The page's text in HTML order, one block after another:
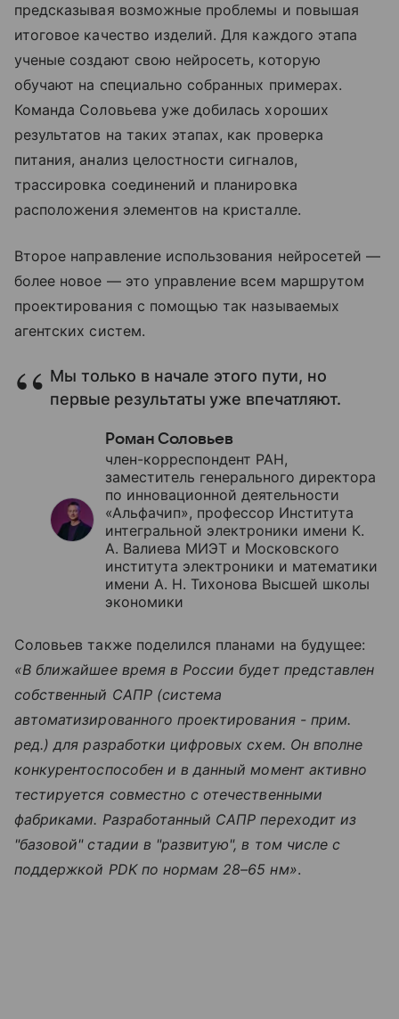
предсказывая возможные проблемы и повышая
итоговое качество изделий. Для каждого этапа
ученые создают свою нейросеть, которую
обучают на специально собранных примерах.
Команда Соловьева уже добилась хороших
результатов на таких этапах, как проверка
питания, анализ целостности сигналов,
трассировка соединений и планировка
расположения элементов на кристалле.
Второе направление использования нейросетей —
более новое — это управление всем маршрутом
проектирования с помощью так называемых
агентских систем.
Мы только в начале этого пути, но
первые результаты уже впечатляют.
Роман Соловьев
член-корреспондент РАН,
заместитель генерального директора
по инновационной деятельности
«Альфачип», профессор Института
интегральной электроники имени К.
А. Валиева МИЭТ и Московского
института электроники и математики
имени А. Н. Тихонова Высшей школы
экономики
Соловьев также поделился планами на будущее:
«В ближайшее время в России будет представлен
собственный САПР (система
автоматизированного проектирования - прим.
ред.) для разработки цифровых схем. Он вполне
конкурентоспособен и в данный момент активно
тестируется совместно с отечественными
фабриками. Разработанный САПР переходит из
"базовой" стадии в "развитую", в том числе с
поддержкой PDK по нормам 28–65 нм».